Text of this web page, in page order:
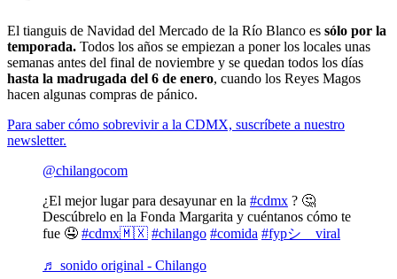
El tianguis de Navidad del Mercado de la Río Blanco es sólo por la
temporada. Todos los años se empiezan a poner los locales unas
semanas antes del final de noviembre y se quedan todos los días
hasta la madrugada del 6 de enero, cuando los Reyes Magos
hacen algunas compras de pánico.
Para saber cómo sobrevivir a la CDMX, suscríbete a nuestro
newsletter.
@chilangocom
¿El mejor lugar para desayunar en la #cdmx ? 🤔
Descúbrelo en la Fonda Margarita y cuéntanos cómo te
fue 🤤 #cdmx🇲🇽 #chilango #comida #fypシ゚viral
♬ sonido original - Chilango